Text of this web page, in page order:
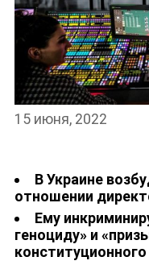
НОВОСТИ
15 июня, 2022
В Украине
отношении
Ему
геноциду» и